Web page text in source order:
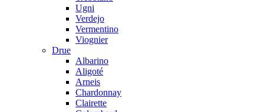
Ugni
Verdejo
Vermentino
Viognier
Drue
Albarino
Aligoté
Arneis
Chardonnay
Clairette